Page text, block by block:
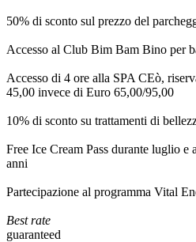
50% di sconto sul prezzo del
Accesso al Club Bim Bam Bino per
Accesso di 4 ore alla SPA CEò,
45,00 invece di Euro 65,00/95,00
10% di sconto su trattamenti di
Free Ice Cream Pass durante luglio
anni
Partecipazione al programma Vital
Best rate
guaranteed